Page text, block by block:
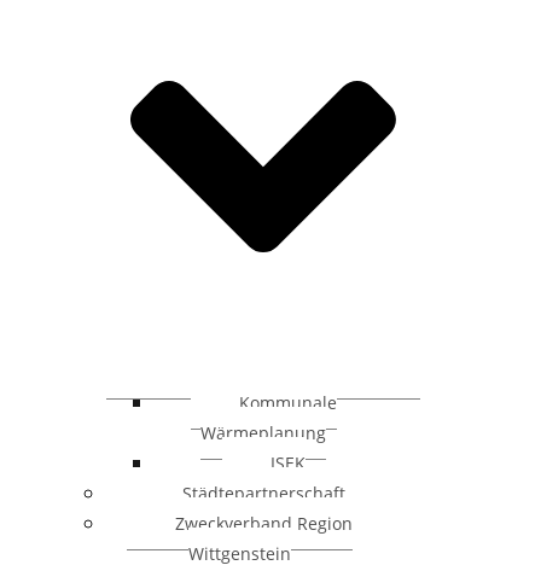
Kommunale
Wärmeplanung
ISEK
Städtepartnerschaft
Zweckverband Region
Wittgenstein